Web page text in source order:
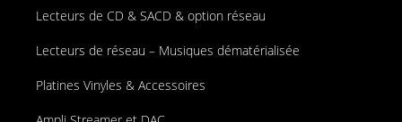
Lecteurs de CD & SACD & option réseau
Lecteurs de réseau – Musiques dématérialisée
Platines Vinyles & Accessoires